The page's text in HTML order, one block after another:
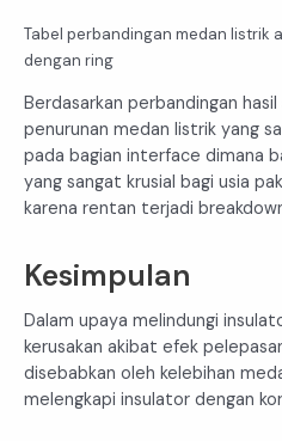
Tabel perbandingan medan listrik
dengan ring
Berdasarkan perbandingan
penurunan medan listrik yang
pada bagian interface dimana
yang sangat krusial bagi usia
karena rentan terjadi
Kesimpulan
Dalam upaya melindungi
kerusakan akibat efek
disebabkan oleh kelebihan
melengkapi insulator dengan